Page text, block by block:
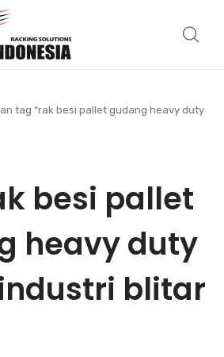
tag “rak besi pallet gudang heavy duty
besi pallet
heavy duty
blitar